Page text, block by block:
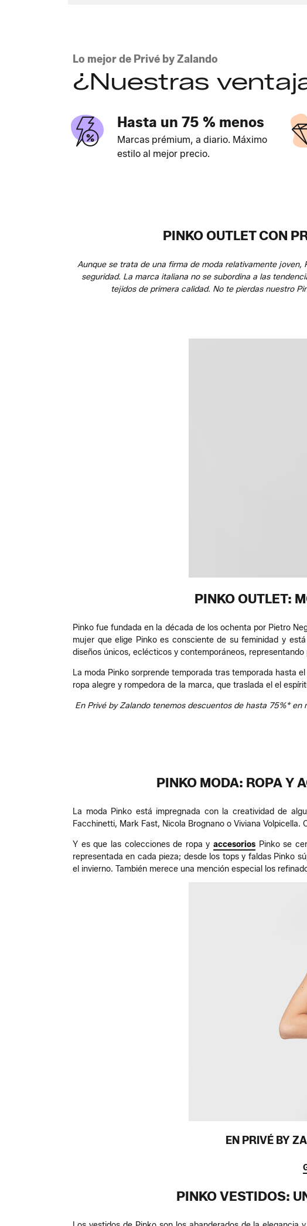
Lo mejor de Privé by Zalando
¿Nuestras
Hasta un 75 % menos
Marcas prémium, a diario. Máximo
estilo al mejor precio.
PINKO OUTLET CON
Aunque se trata de una firma de moda relativamente
seguridad. La marca italiana no se subordina a las
tejidos de primera calidad. No te pierdas nuestro
PINKO OUTLET:
Pinko fue fundada en la década de los ochenta por Pietro
mujer que elige Pinko es consciente de su feminidad y
diseños únicos, eclécticos y contemporáneos,
La moda Pinko sorprende temporada tras temporada hasta
ropa alegre y rompedora de la marca, que traslada el el
En Privé by Zalando tenemos descuentos de hasta 75%*
PINKO MODA: ROPA Y
La moda Pinko está impregnada con la creatividad de
Facchinetti, Mark Fast, Nicola Brognano o Viviana
Y es que las colecciones de ropa yaccesorios Pinko se
representada en cada pieza; desde los tops y faldas Pinko
el invierno. También merece una mención especial los
EN PRIVÉ BY
PINKO VESTIDOS: